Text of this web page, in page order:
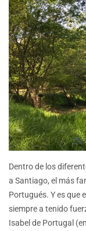
Dentro de los
a Santiago, el más
Portugués. Y es que
siempre a tenido
Isabel de Portugal